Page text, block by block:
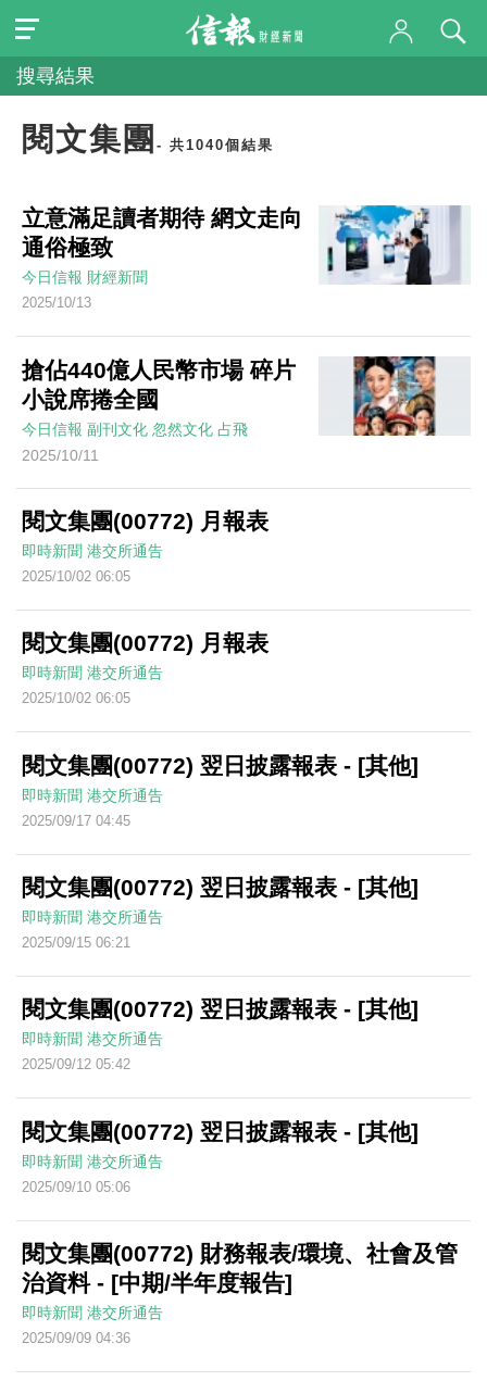
搜尋結果
閱文集團 - 共1040個結果
立意滿足讀者期待 網文走向
通俗極致
今日信報 財經新聞
2025/10/13
搶佔440億人民幣市場 碎片
小說席捲全國
今日信報 副刊文化 忽然文化 占飛
2025/10/11
閱文集團(00772) 月報表
即時新聞 港交所通告
2025/10/02 06:05
閱文集團(00772) 月報表
即時新聞 港交所通告
2025/10/02 06:05
閱文集團(00772) 翌日披露報表 - [其他]
即時新聞 港交所通告
2025/09/17 04:45
閱文集團(00772) 翌日披露報表 - [其他]
即時新聞 港交所通告
2025/09/15 06:21
閱文集團(00772) 翌日披露報表 - [其他]
即時新聞 港交所通告
2025/09/12 05:42
閱文集團(00772) 翌日披露報表 - [其他]
即時新聞 港交所通告
2025/09/10 05:06
閱文集團(00772) 財務報表/環境、社會及管
治資料 - [中期/半年度報告]
即時新聞 港交所通告
2025/09/09 04:36